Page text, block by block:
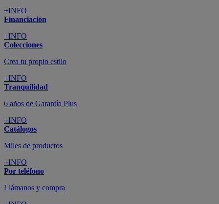
+INFO
Financiación
+INFO
Colecciones
Crea tu propio estilo
+INFO
Tranquilidad
6 años de Garantía Plus
+INFO
Catálogos
Miles de productos
+INFO
Por teléfono
Llámanos y compra